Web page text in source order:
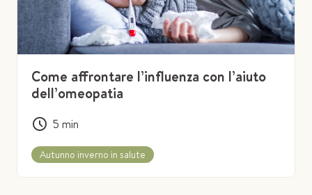
Come affrontare l’influenza con l’aiuto
dell’omeopatia
5 min
Autunno inverno in salute